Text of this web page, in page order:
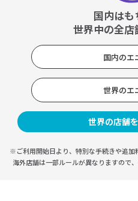
国内はも
世界中の全
国内のエ
世界のエ
世界の店舗
※ご利用開始日より、特別な手続きや追加
海外店舗は一部ルールが異なりますので、